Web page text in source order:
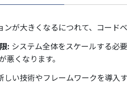
ンが大きくなるにつれて、コード
: システム全体をスケールする必
悪くなります。
しい技術やフレームワークを導入